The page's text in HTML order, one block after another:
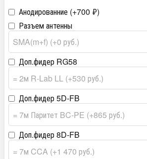
Анодированние (+700 ₽)
Разъем антенны
Доп.фидер RG58
Доп.фидер 5D-FB
Доп.фидер 8D-FB